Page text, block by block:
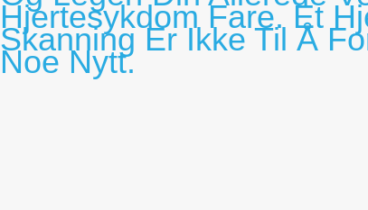
Hjertesykdom Fare. Et
Skanning Er Ikke Til Å
Noe Nytt.